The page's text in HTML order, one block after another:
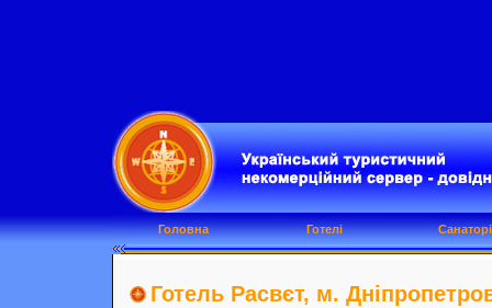
Готель Расвєт, м.
Головна Готелі